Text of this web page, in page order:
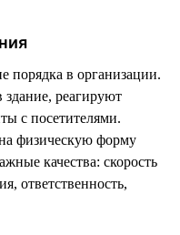
порядка в организации.
реагируют
с посетителями.
физическую форму
качества: скорость
ответственность,